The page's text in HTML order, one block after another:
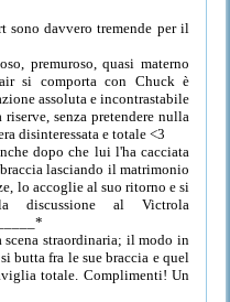
sono davvero tremende per il
premuroso, quasi materno
si comporta con Chuck è
assoluta e incontrastabile
senza pretendere nulla
disinteressata e totale <3
dopo che lui l'ha cacciata
lasciando il matrimonio
lo accoglie al suo ritorno e si
al Victrola
straordinaria; il modo in
butta fra le sue braccia e quel
totale. Complimenti! Un